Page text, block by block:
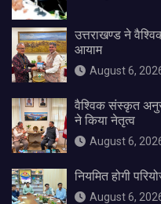
उत्तराखण्ड ने
आयाम
August 6,
वैश्विक संस्कृत
ने किया नेतृत्व
August 6,
नियमित होगी
August 6,